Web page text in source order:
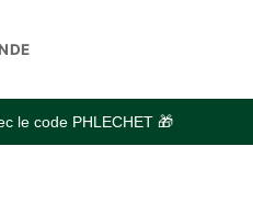
le code PHLECHET 🎁